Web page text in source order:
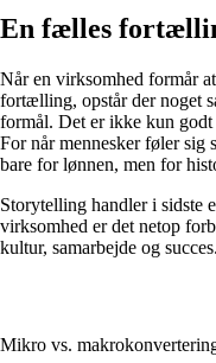
En fælles
Når en virksomhed formår
fortælling, opstår der noget
formål. Det er ikke kun godt
For når mennesker føler sig
bare for lønnen, men for
Storytelling handler i sidste
virksomhed er det netop
kultur, samarbejde og succes.
Mikro vs.